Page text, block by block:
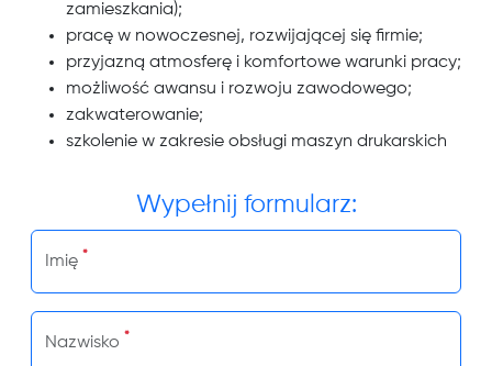
zamieszkania);
pracę w nowoczesnej, rozwijającej się firmie;
przyjazną atmosferę i komfortowe warunki pracy;
możliwość awansu i rozwoju zawodowego;
zakwaterowanie;
szkolenie w zakresie obsługi maszyn drukarskich
Wypełnij formularz:
Imię *
Nazwisko *